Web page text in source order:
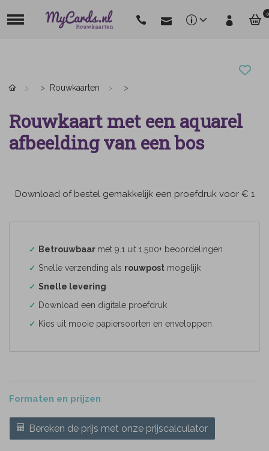
0
Rouwkaarten
Rouwkaart met een aquarel
afbeelding van een bos
Download of bestel gemakkelijk een proefdruk voor € 1
✓ Betrouwbaar met 9.1 uit 1.500+ beoordelingen
✓ Snelle verzending als rouwpost mogelijk
✓ Snelle levering
✓ Download een digitale proefdruk
✓ Kies uit mooie papiersoorten en enveloppen
Formaten en prijzen
Bereken de prijs met onze prijscalculator